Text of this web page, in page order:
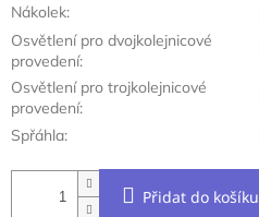
Nákolek:
Osvětlení pro dvojkolejnicové
provedení:
Osvětlení pro trojkolejnicové
provedení:
Spřáhla:
Přidat do košíku